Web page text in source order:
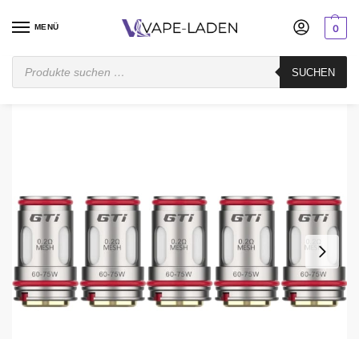
MENÜ
SUCHEN
0
Startseite / Verdampfer Vaporesso GTI Coils – 5er Pack